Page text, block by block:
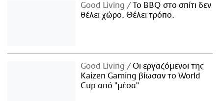
Good Living
Το BBQ στο σπίτι δεν
θέλει χώρο. Θέλει τρόπο.
Good Living
Οι εργαζόμενοι της
Kaizen Gaming βίωσαν το World
Cup από "μέσα"